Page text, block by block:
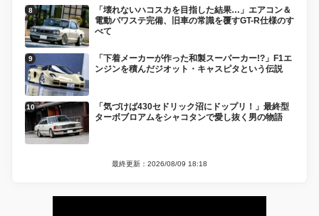
「壊れないハコスカを目指した結果…」エアコン＆
電動パワステ完備、旧車の常識を覆すGT-R仕様のす
べて
「下着メーカーが作った和製スーパーカー!?」F1エ
ンジンを積んだジオット・キャスピタという伝説
「気づけば430セドリック沼にドップリ！」最終型
ターボブロアムをシャコタンで愛し抜く男の物語
最終更新：2026/08/09 18:18